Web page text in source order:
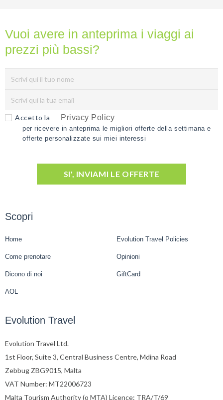
che
nessuno
ti
dara
mai...
Privacy
(Rispettiamo
Vuoi avere in anteprima i viaggi ai
prezzi più bassi?
Accetto la Privacy Policy
per ricevere in anteprima le migliori offerte della settimana e
offerte personalizzate sui miei interessi
SI', INVIAMI LE OFFERTE
Scopri
Home Evolution Travel Policies
Come prenotare Opinioni
Dicono di noi GiftCard
AOL
Evolution Travel
Evolution Travel Ltd.
1st Floor, Suite 3, Central Business Centre, Mdina Road
Zebbug ZBG9015, Malta
VAT Number: MT22006723
Malta Tourism Authority (o MTA) Licence: TRA/T/69